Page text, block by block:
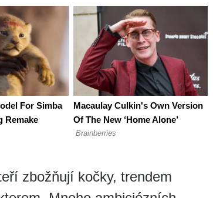
zbožňují kočky, trendem